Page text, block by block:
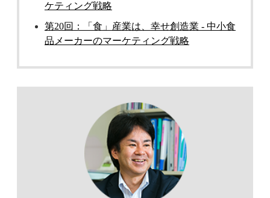
ケティング戦略
第20回：「食」産業は、幸せ創造業 - 中小食
品メーカーのマーケティング戦略